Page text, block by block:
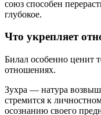
союз способен
глубокое.
Что укрепляет
Билал особенно ценит
отношениях.
Зухра — натура
стремится к
осознанию своего